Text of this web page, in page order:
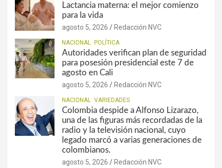
Lactancia materna: el mejor comienzo
para la vida
agosto 5, 2026 Redacción NVC
NACIONAL POLÍTICA
Autoridades verifican plan de seguridad
para posesión presidencial este 7 de
agosto en Cali
agosto 5, 2026 Redacción NVC
NACIONAL VARIEDADES
Colombia despide a Alfonso Lizarazo,
una de las figuras más recordadas de la
radio y la televisión nacional, cuyo
legado marcó a varias generaciones de
colombianos.
agosto 5, 2026 Redacción NVC